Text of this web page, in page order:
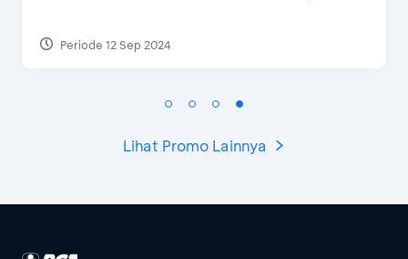
Periode 12 Sep 2024
Lihat Promo Lainnya